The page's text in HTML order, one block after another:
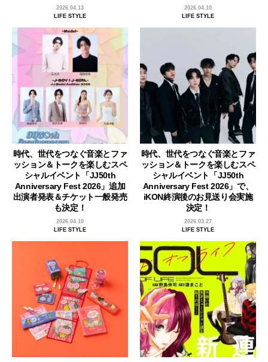
2026.04.13
LIFE STYLE
2026.04.10
LIFE STYLE
時代、世代をつなぐ音楽とファ
ッション＆トークを楽しむスペ
シャルイベント「JJ50th
Anniversary Fest 2026」追加
出演者発表＆チケット一般発売
も決定！
2026.04.10
LIFE STYLE
時代、世代をつなぐ音楽とファ
ッション＆トークを楽しむスペ
シャルイベント「JJ50th
Anniversary Fest 2026」で、
iKON終演後のお見送り会実施
決定！
2026.03.27
LIFE STYLE